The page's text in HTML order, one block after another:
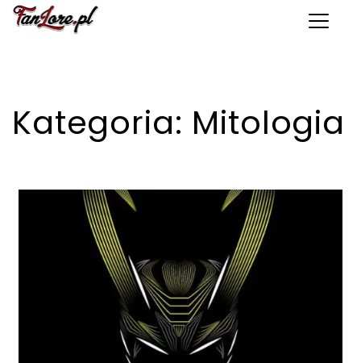
Toggle
Kategoria: Mitologia